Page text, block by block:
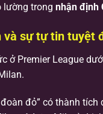
lường trong nhận định
và sự tự tin tuyệt
ở Premier League
đỏ” có thành